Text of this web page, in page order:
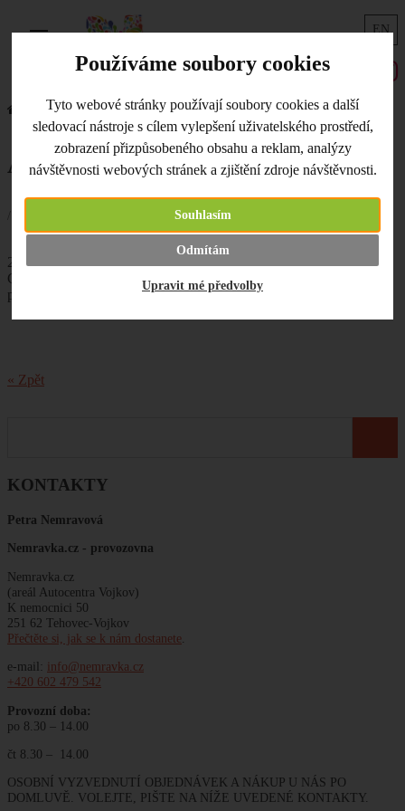
Používáme soubory cookies
Tyto webové stránky používají soubory cookies a další
sledovací nástroje s cílem vylepšení uživatelského prostředí,
zobrazení přizpůsobeného obsahu a reklam, analýzy
návštěvnosti webových stránek a zjištění zdroje návštěvnosti.
Souhlasím
Odmítám
Upravit mé předvolby
EN
KONTAKTY
Petra Nemravová
Nemravka.cz - provozovna
Nemravka.cz
(areál Autocentra Vojkov)
K nemocnici 50
251 62 Tehovec-Vojkov
Přečtěte si, jak se k nám dostanete
e-mail: info@nemravka.cz
+420 602 479 542
Provozní doba:
po 8.30 – 14.00
čt 8.30 – 14.00
OSOBNÍ VYZVEDNUTÍ OBJEDNÁVEK A NÁKUP U NÁS PO
DOMLUVĚ. VOLEJTE, PIŠTE NA NÍŽE UVEDENÉ KONTAKTY.
Úvodní strana Co je nového AKCE na Drops klubíčka
AKCE na Drops klubíčka
Dropsí AKCEzačíná i u nás. Až do 8. 10.
2021 nakoupíte klubíčka Drops Baby Merino, Merino Extra Fine,
Cotton Merino, Paris a Safran s 30% slevou. Krásný víkend
přejeme!
« Zpět